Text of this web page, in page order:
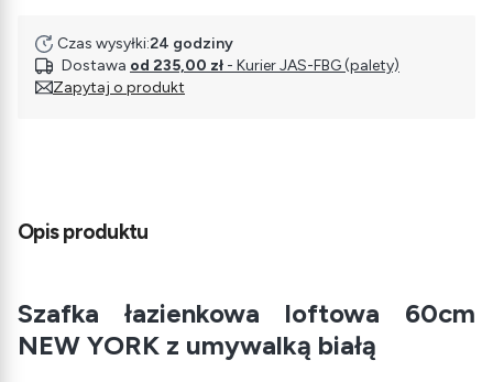
Czas wysyłki:24 godziny
Dostawa od 235,00 zł - Kurier JAS-FBG (palety)
Zapytaj o produkt
Opis produktu
Szafka łazienkowa loftowa 60cm
NEW YORK z umywalką białą